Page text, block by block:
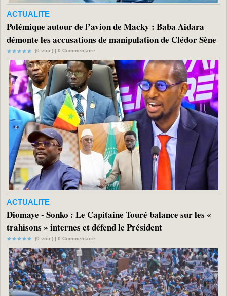
ACTUALITE
Polémique autour de l’avion de Macky : Baba Aidara
démonte les accusations de manipulation de Clédor Sène
(0 vote) | 0 Commentaire
ACTUALITE
Diomaye - Sonko : Le Capitaine Touré balance sur les «
trahisons » internes et défend le Président
(0 vote) | 0 Commentaire